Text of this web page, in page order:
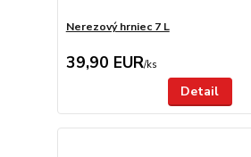
Nerezový hrniec 7 L
39,90 EUR/ks
Detail